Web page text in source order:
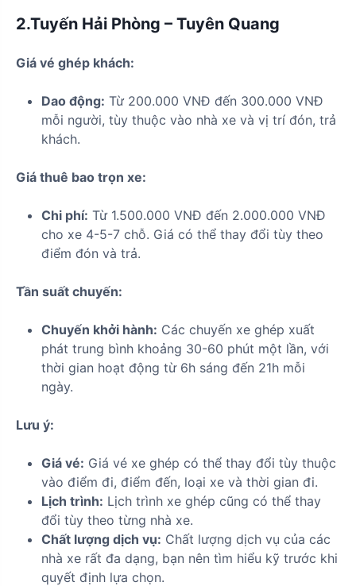
2.Tuyến Hải Phòng – Tuyên Quang
Giá vé ghép khách:
Dao động: Từ 200.000 VNĐ đến 300.000 VNĐ
mỗi người, tùy thuộc vào nhà xe và vị trí đón, trả
khách.
Giá thuê bao trọn xe:
Chi phí: Từ 1.500.000 VNĐ đến 2.000.000 VNĐ
cho xe 4-5-7 chỗ. Giá có thể thay đổi tùy theo
điểm đón và trả.
Tần suất chuyến:
Chuyến khởi hành: Các chuyến xe ghép xuất
phát trung bình khoảng 30-60 phút một lần, với
thời gian hoạt động từ 6h sáng đến 21h mỗi
ngày.
Lưu ý:
Giá vé: Giá vé xe ghép có thể thay đổi tùy thuộc
vào điểm đi, điểm đến, loại xe và thời gian đi.
Lịch trình: Lịch trình xe ghép cũng có thể thay
đổi tùy theo từng nhà xe.
Chất lượng dịch vụ: Chất lượng dịch vụ của các
nhà xe rất đa dạng, bạn nên tìm hiểu kỹ trước khi
quyết định lựa chọn.